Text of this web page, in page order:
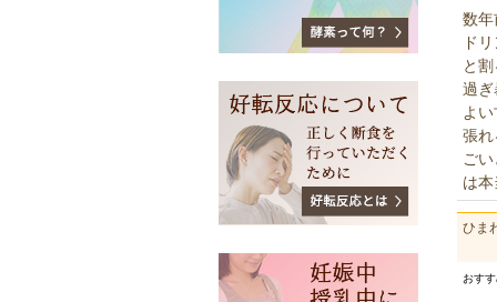
数年
ド
と
過ぎ
よ
張れ
ご
は
ひま
おす